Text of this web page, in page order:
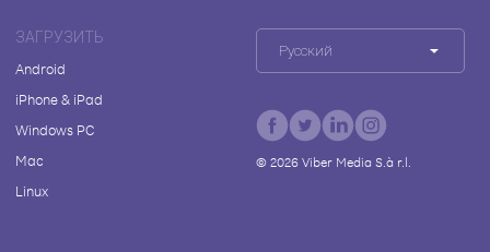
ЗАГРУЗИТЬ
Android
iPhone & iPad
Windows PC
Mac
Linux
Русский
© 2026Viber Media S.à r.l.